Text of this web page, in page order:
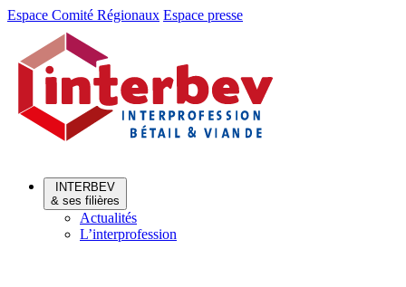
Aller
Aller
contenu
Espace Comité Régionaux Espace presse
INTERBEV
& ses filières
Actualités
L’interprofession